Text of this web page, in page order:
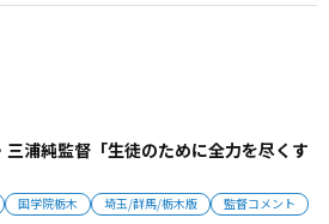
三浦純監督「生徒のために全力を尽くす
国学院栃木 埼玉/群馬/栃木版 監督コメント